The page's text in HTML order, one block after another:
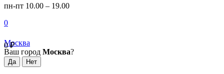
пн-пт 10.00 – 19.00
0
0₽
Москва
Ваш город Москва?